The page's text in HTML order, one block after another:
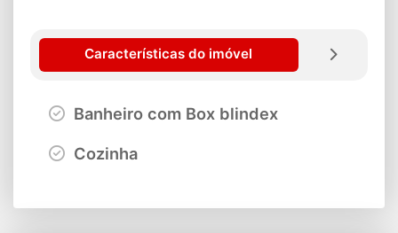
Características do imóvel
Banheiro com Box blindex
Cozinha